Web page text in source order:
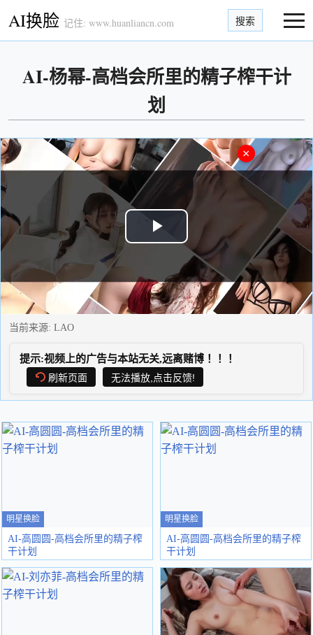
AI换脸 记住: www.huanliancn.com 搜索
AI-杨幂-高档会所里的精子榨干计
划
Play
Video
×
当前来源: LAO
提示:视频上的广告与本站无关,远离赌博！！！
刷新页面
无法播放,点击反馈!
明星换脸
AI-高圆圆-高档会所里的精子榨
干计划
明星换脸
AI-高圆圆-高档会所里的精子榨
干计划